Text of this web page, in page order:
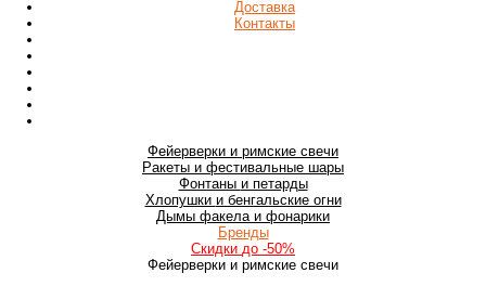
Доставка
Контакты
Фейерверки и римские свечи
Ракеты и фестивальные шары
Фонтаны и петарды
Хлопушки и бенгальские огни
Дымы факела и фонарики
Бренды
Скидки до -50%
Фейерверки и римские свечи